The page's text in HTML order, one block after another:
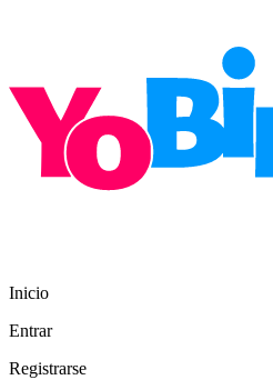
Inicio
Entrar
Registrarse